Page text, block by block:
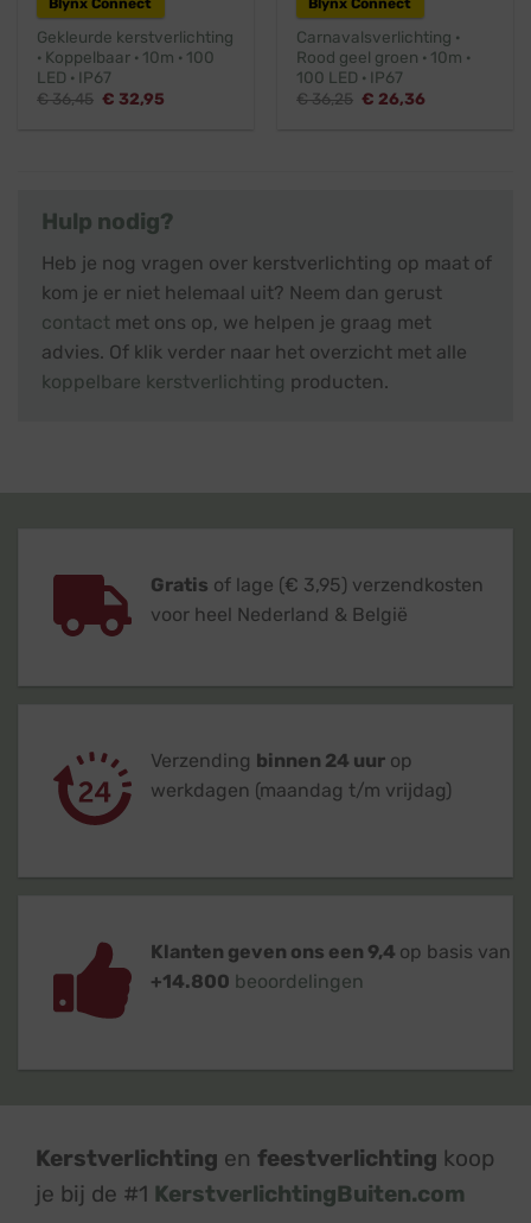
Blynx Connect
Gekleurde kerstverlichting
· Koppelbaar · 10m · 100
LED · IP67
€36,45 Oorspronkelijke
€ 32,95
Blynx Connect
Carnavalsverlichting ·
Rood geel groen · 10m ·
100 LED · IP67
€36,25 Oorspronkelijke
€ 26,36Huidige
Hulp nodig?
Heb je nog vragen over kerstverlichting op maat of
kom je er niet helemaal uit? Neem dan gerust
contact met ons op, we helpen je graag met
advies. Of klik verder naar het overzicht met alle
koppelbare kerstverlichting producten.
Gratis of lage (€ 3,95) verzendkosten
voor heel Nederland & België
Verzending binnen 24 uur op
werkdagen (maandag t/m vrijdag)
Klanten geven ons een 9,4 op basis van
+14.800 beoordelingen
Kerstverlichting en feestverlichting koop
je bij de #1 KerstverlichtingBuiten.com